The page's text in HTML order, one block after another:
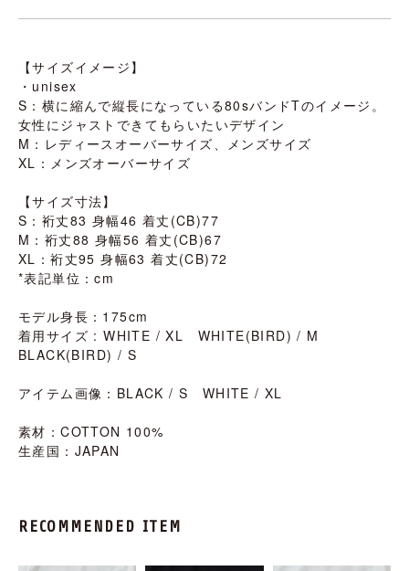
【サイズイメージ】
・unisex
S：横に縮んで縦長になっている80sバンドTのイメージ。
女性にジャストできてもらいたいデザイン
M：レディースオーバーサイズ、メンズサイズ
XL：メンズオーバーサイズ
【サイズ寸法】
S：裄丈83 身幅46 着丈(CB)77
M：裄丈88 身幅56 着丈(CB)67
XL：裄丈95 身幅63 着丈(CB)72
*表記単位：cm
モデル身長：175cm
着用サイズ : WHITE / XL WHITE(BIRD) / M
BLACK(BIRD) / S
アイテム画像：BLACK / S WHITE / XL
素材：COTTON 100%
生産国：JAPAN
RECOMMENDED ITEM